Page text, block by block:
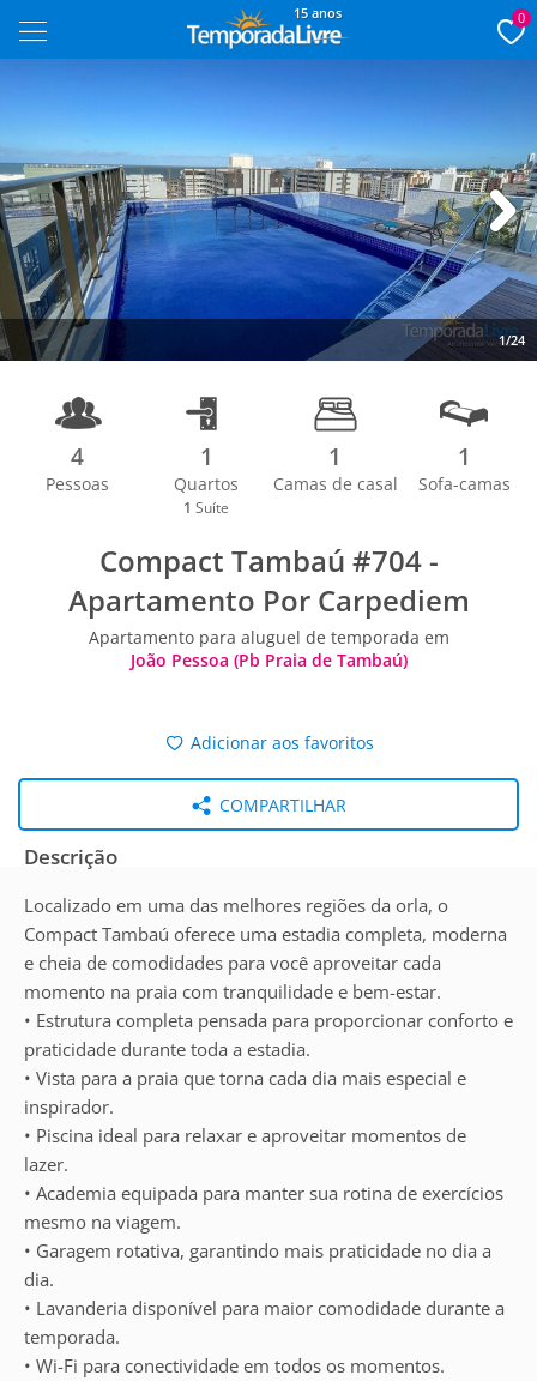
15 anos 0
1/24
Next
4
Pessoas
1
Quartos
1 Suíte
1
Camas de casal
1
Sofa-camas
Compact Tambaú #704 -
Apartamento Por Carpediem
Apartamento para aluguel de temporada em
João Pessoa (Pb Praia de Tambaú)
Adicionar aos favoritos
COMPARTILHAR
Descrição
Localizado em uma das melhores regiões da orla, o
Compact Tambaú oferece uma estadia completa, moderna
e cheia de comodidades para você aproveitar cada
momento na praia com tranquilidade e bem-estar.
• Estrutura completa pensada para proporcionar conforto e
praticidade durante toda a estadia.
• Vista para a praia que torna cada dia mais especial e
inspirador.
• Piscina ideal para relaxar e aproveitar momentos de
lazer.
• Academia equipada para manter sua rotina de exercícios
mesmo na viagem.
• Garagem rotativa, garantindo mais praticidade no dia a
dia.
• Lavanderia disponível para maior comodidade durante a
temporada.
• Wi-Fi para conectividade em todos os momentos.